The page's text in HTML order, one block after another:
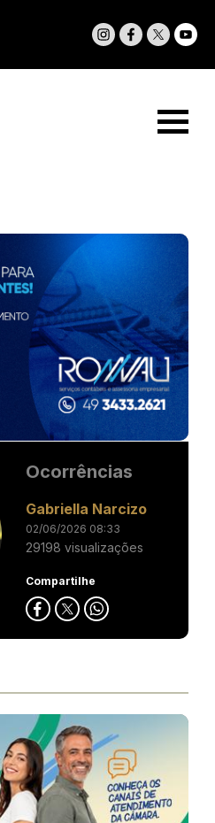
Ocorrências
Gabriella Narcizo
02/06/2026 08:33
29198 visualizações
Compartilhe